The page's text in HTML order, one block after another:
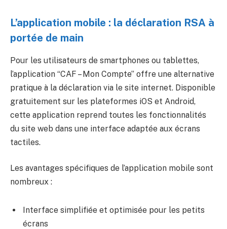
L’application mobile : la déclaration RSA à
portée de main
Pour les utilisateurs de smartphones ou tablettes,
l’application “CAF – Mon Compte” offre une alternative
pratique à la déclaration via le site internet. Disponible
gratuitement sur les plateformes iOS et Android,
cette application reprend toutes les fonctionnalités
du site web dans une interface adaptée aux écrans
tactiles.
Les avantages spécifiques de l’application mobile sont
nombreux :
Interface simplifiée et optimisée pour les petits
écrans